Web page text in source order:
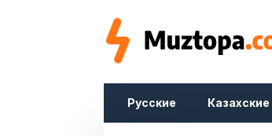
Русские Казахские